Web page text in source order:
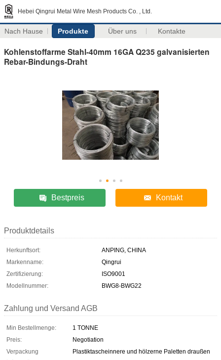
Hebei Qingrui Metal Wire Mesh Products Co. , Ltd.
Nach Hause Produkte Über uns Kontakte
Kohlenstoffarme Stahl-40mm 16GA Q235 galvanisierten
Rebar-Bindungs-Draht
Bestpreis Kontakt
Produktdetails
Herkunftsort:
ANPING, CHINA
Markenname:
Qingrui
Zertifizierung:
ISO9001
Modellnummer:
BWG8-BWG22
Zahlung und Versand AGB
Min Bestellmenge:
1 TONNE
Preis:
Negotiation
Verpackung
Plastiktascheinnere und hölzerne Paletten draußen